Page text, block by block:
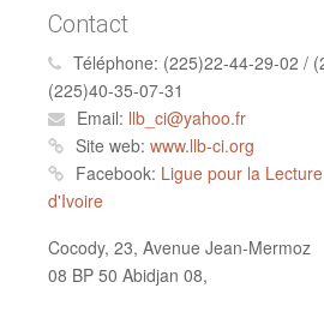
Contact
Téléphone: (225)22-44-29-02 /
(225)40-35-07-31
Email: llb_ci@yahoo.fr
Site web: www.llb-ci.org
Facebook: Ligue pour la
d'Ivoire
Cocody, 23, Avenue Jean-Mermoz
08 BP 50 Abidjan 08,